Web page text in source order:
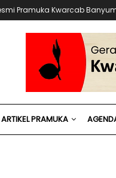
Pramuka Kwarcab
ARTIKEL PRAMUKA